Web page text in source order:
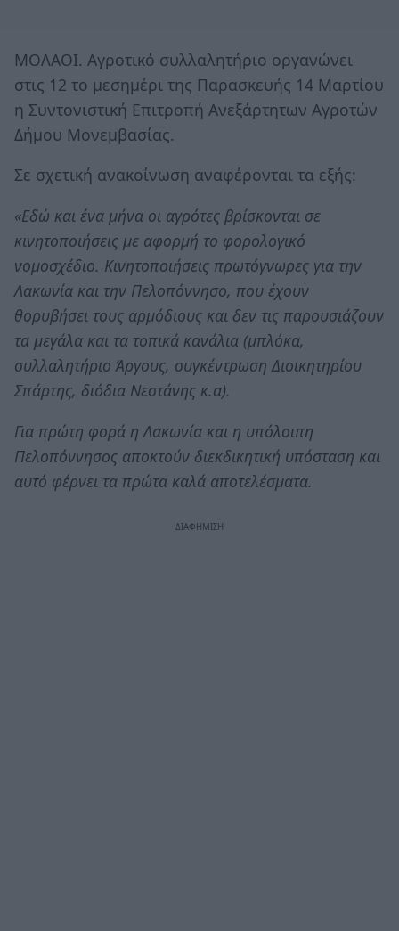
ΜΟΛΑΟΙ. Αγροτικό συλλαλητήριο οργανώνει
στις 12 το μεσημέρι της Παρασκευής 14 Μαρτίου
η Συντονιστική Επιτροπή Ανεξάρτητων Αγροτών
Δήμου Μονεμβασίας.
Σε σχετική ανακοίνωση αναφέρονται τα εξής:
«Εδώ και ένα μήνα οι αγρότες βρίσκονται σε
κινητοποιήσεις με αφορμή το φορολογικό
νομοσχέδιο. Κινητοποιήσεις πρωτόγνωρες για την
Λακωνία και την Πελοπόννησο, που έχουν
θορυβήσει τους αρμόδιους και δεν τις παρουσιάζουν
τα μεγάλα και τα τοπικά κανάλια (μπλόκα,
συλλαλητήριο Άργους, συγκέντρωση Διοικητηρίου
Σπάρτης, διόδια Νεστάνης κ.α).
Για πρώτη φορά η Λακωνία και η υπόλοιπη
Πελοπόννησος αποκτούν διεκδικητική υπόσταση και
αυτό φέρνει τα πρώτα καλά αποτελέσματα.